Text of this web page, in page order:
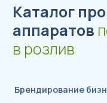
Каталог производимых
аппаратов
в розлив
Брендирование